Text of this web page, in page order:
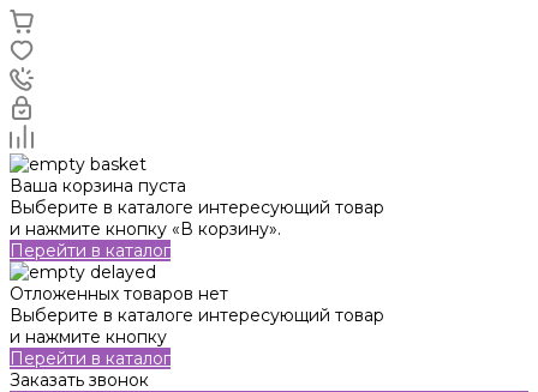
Ваша корзина пуста
Выберите в каталоге интересующий товар
и нажмите кнопку «В корзину».
Перейти в каталог
Отложенных товаров нет
Выберите в каталоге интересующий товар
и нажмите кнопку
Перейти в каталог
Заказать звонок